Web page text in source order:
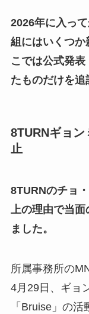
2026年に入っ
組にはいくつか
こでは公式発
たものだけを追
8TURNギョ
止
8TURNのチョ
上の理由で当
ました。
所属事務所の
4月29日、ギョ
「Bruise」の